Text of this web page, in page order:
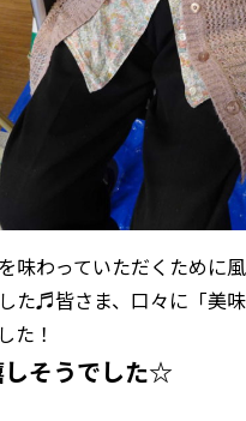
味わっていただくために
た♬皆さま、口々に「美
た！
しそうでした☆